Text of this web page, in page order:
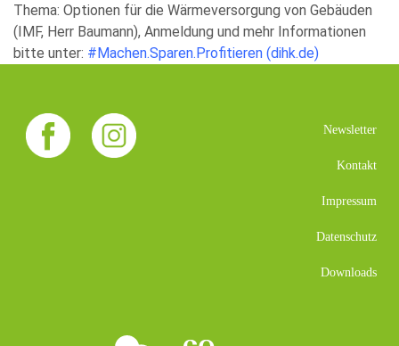
Thema: Optionen für die Wärmeversorgung von Gebäuden
(IMF, Herr Baumann), Anmeldung und mehr Informationen
bitte unter: #Machen.Sparen.Profitieren (dihk.de)
Newsletter
Kontakt
Impressum
Datenschutz
Downloads